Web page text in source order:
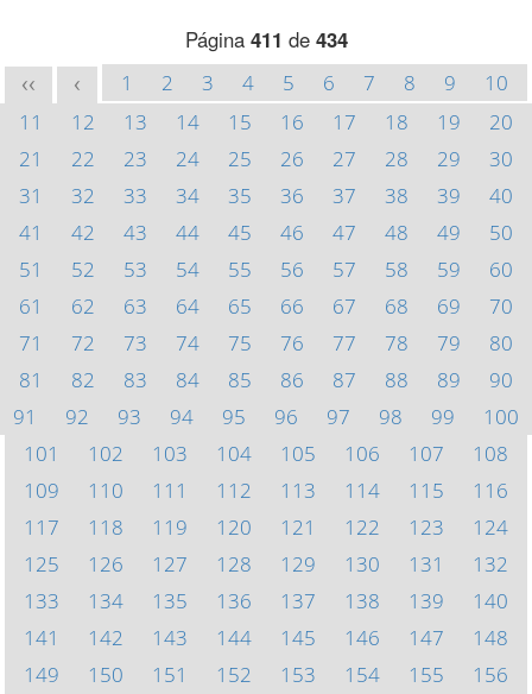
Página 411 de 434
<< < 1 2 3 4 5 6 7 8 9
10
11
12 13 14 15 16 17 18 19
20
21
22 23 24 25 26 27 28 29
30
31
32 33 34 35 36 37 38 39
40
41
42 43 44 45 46 47 48 49
50
51
52 53 54 55 56 57 58 59
60
61
62 63 64 65 66 67 68 69
70
71
72 73 74 75 76 77 78 79
80
81
82 83 84 85 86 87 88 89
90
91
92 93 94 95 96 97 98 99
100
101
102 103 104 105 106 107
108
109
110 111 112 113 114 115
116
117
118 119 120 121 122 123
124
125
126 127 128 129 130 131
132
133
134 135 136 137 138 139
140
141
142 143 144 145 146 147
148
149
150 151 152 153 154 155
156